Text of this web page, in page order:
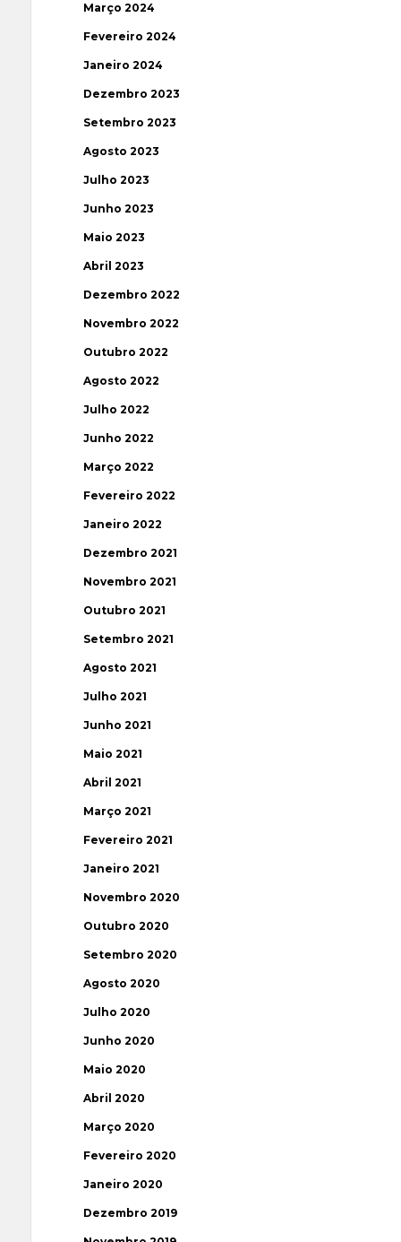
Março 2024
Fevereiro 2024
Janeiro 2024
Dezembro 2023
Setembro 2023
Agosto 2023
Julho 2023
Junho 2023
Maio 2023
Abril 2023
Dezembro 2022
Novembro 2022
Outubro 2022
Agosto 2022
Julho 2022
Junho 2022
Março 2022
Fevereiro 2022
Janeiro 2022
Dezembro 2021
Novembro 2021
Outubro 2021
Setembro 2021
Agosto 2021
Julho 2021
Junho 2021
Maio 2021
Abril 2021
Março 2021
Fevereiro 2021
Janeiro 2021
Novembro 2020
Outubro 2020
Setembro 2020
Agosto 2020
Julho 2020
Junho 2020
Maio 2020
Abril 2020
Março 2020
Fevereiro 2020
Janeiro 2020
Dezembro 2019